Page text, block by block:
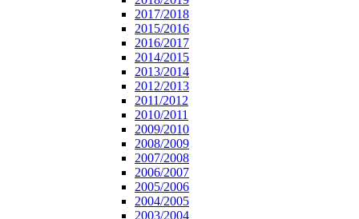
2017/2018
2015/2016
2016/2017
2014/2015
2013/2014
2012/2013
2011/2012
2010/2011
2009/2010
2008/2009
2007/2008
2006/2007
2005/2006
2004/2005
2003/2004